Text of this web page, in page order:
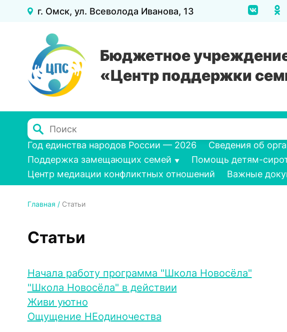
г. Омск, ул. Всеволода Иванова, 13
Бюджетное
«Центр поддержки
Поиск
Основная
навигация
Год единства народов России — 2026 Сведения об
Поддержка замещающих семей
Помощь детям-
Центр медиации конфликтных отношений
Важные
Строка
навигации
Главная Статьи
Статьи
Начала работу программа "Школа Новосёла"
"Школа Новосёла" в действии
Живи уютно
Ощущение НЕодиночества